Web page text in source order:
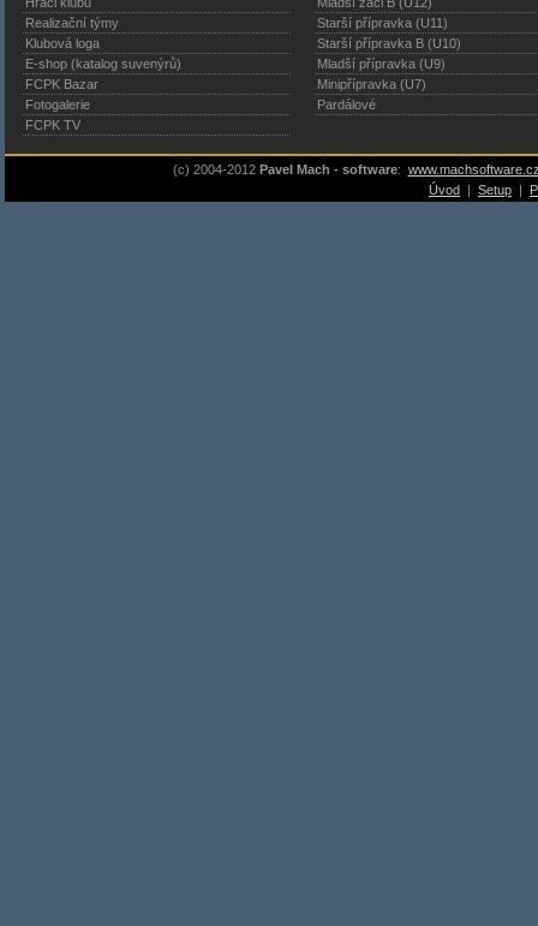
Realizační týmy
Klubová loga
E-shop (katalog suvenýrů)
FCPK Bazar
Fotogalerie
FCPK TV
Starší přípravka (U11)
Starší přípravka B (U10)
Mladší přípravka (U9)
Minipřípravka (U7)
Pardálové
(c) 2004-2012 Pavel Mach - software:
Úvod | Setup |